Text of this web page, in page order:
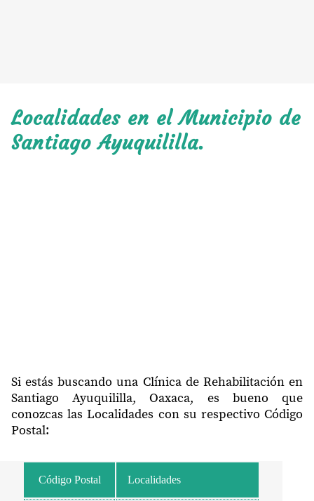
Localidades en el Municipio de
Santiago Ayuquililla.
Si estás buscando una Clínica de Rehabilitación en
Santiago Ayuquililla, Oaxaca, es bueno que
conozcas las Localidades con su respectivo Código
Postal:
Código Postal Localidades